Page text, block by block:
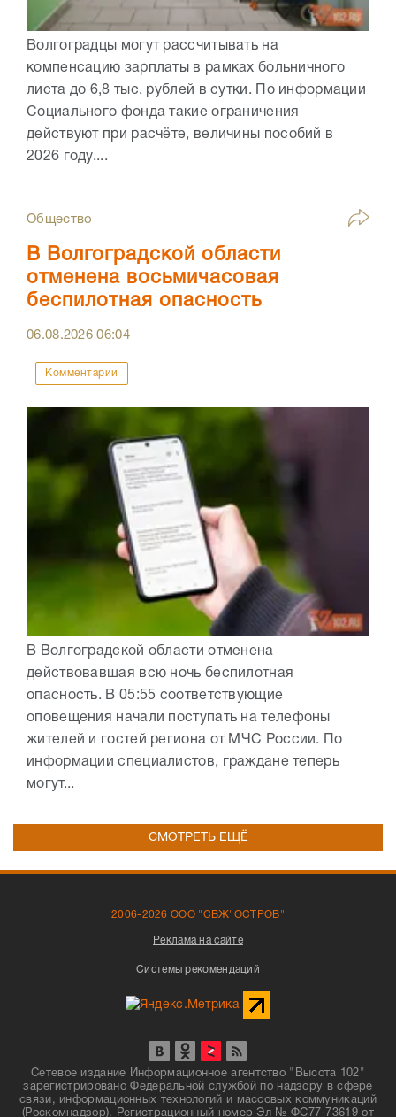
Волгоградцы могут рассчитывать на
компенсацию зарплаты в рамках больничного
листа до 6,8 тыс. рублей в сутки. По информации
Социального фонда такие ограничения
действуют при расчёте, величины пособий в
2026 году....
Общество
В Волгоградской области
отменена восьмичасовая
беспилотная опасность
06.08.202606:04
Комментарии
В Волгоградской области отменена
действовавшая всю ночь беспилотная
опасность. В 05:55 соответствующие
оповещения начали поступать на телефоны
жителей и гостей региона от МЧС России. По
информации специалистов, граждане теперь
могут...
СМОТРЕТЬ ЕЩЁ
2006-2026 ООО "СВЖ"ОСТРОВ"
Реклама на сайте
Системы рекомендаций
Сетевое издание Информационное агентство "Высота 102"
зарегистрировано Федеральной службой по надзору в сфере
связи, информационных технологий и массовых коммуникаций
(Роскомнадзор). Регистрационный номер Эл № ФС77-73619 от